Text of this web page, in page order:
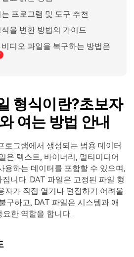
프로그램 및 도구 추천
을 변환 방법의 가이드
디오 파일을 복구하는 방법은
형식이란?초보자
여는 방법 안내
로그램에서 생성되는 범용 데이터
은 텍스트, 바이너리, 멀티미디어
용하는 데이터를 포함할 수 있으며,
니다. DAT 파일은 고정된 파일 형
자가 직접 열거나 편집하기 어려울
구하고, DAT 파일은 시스템과 애
한 역할을 합니다.